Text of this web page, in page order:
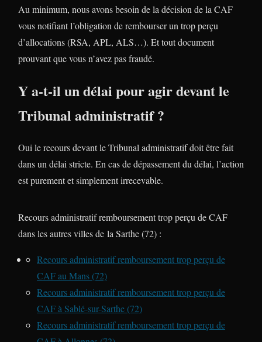
Au minimum, nous avons besoin de la décision de la CAF
vous notifiant l’obligation de rembourser un trop perçu
d’allocations (RSA, APL, ALS…). Et tout document
prouvant que vous n’avez pas fraudé.
Y a-t-il un délai pour agir devant le
Tribunal administratif ?
Oui le recours devant le Tribunal administratif doit être fait
dans un délai stricte. En cas de dépassement du délai, l’action
est purement et simplement irrecevable.
Recours administratif remboursement trop perçu de CAF
dans les autres villes de la Sarthe (72) :
Recours administratif remboursement trop perçu de
CAF au Mans (72)
Recours administratif remboursement trop perçu de
CAF à Sablé-sur-Sarthe (72)
Recours administratif remboursement trop perçu de